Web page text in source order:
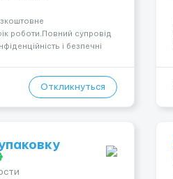
роботи.Повний супровід
і безпечні
обов’язковий.Якщо вас
відгук, і ми
Откликнуться